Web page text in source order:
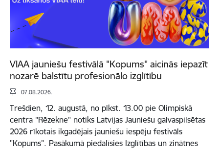
VIAA jauniešu festivālā "Kopums" aicinās iepazīt
nozarē balstītu profesionālo izglītību
07.08.2026.
Trešdien, 12. augustā, no plkst. 13.00 pie Olimpiskā
centra "Rēzekne" notiks Latvijas Jauniešu galvaspilsētas
2026 rīkotais ikgadējais jauniešu iespēju festivāls
"Kopums". Pasākumā piedalīsies Izglītības un zinātnes